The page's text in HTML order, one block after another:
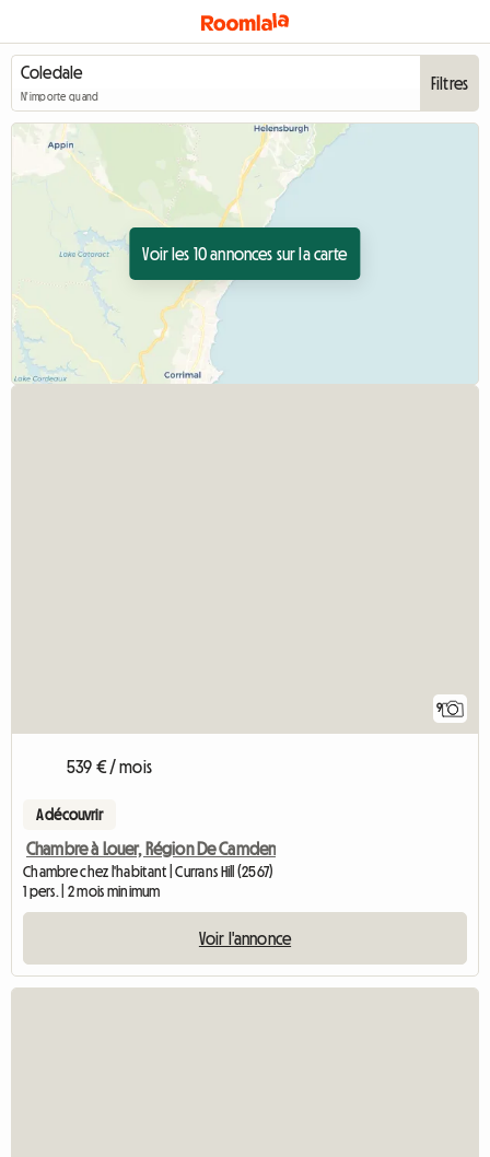
N'importe quand
Filtres
Voir les 10 annonces sur la carte
9
539 € / mois
A découvrir
Chambre à Louer, Région De Camden
Chambre chez l'habitant | Currans Hill (2567)
1 pers. | 2 mois minimum
Voir l'annonce